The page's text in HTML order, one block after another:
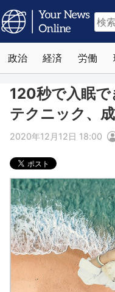
検
索:
政治 経済 労働
120秒で入眠
テクニック、
2020年12月12日 18:00